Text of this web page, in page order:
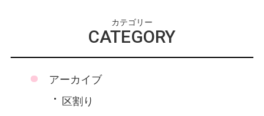
カテゴリー
CATEGORY
アーカイブ
区割り